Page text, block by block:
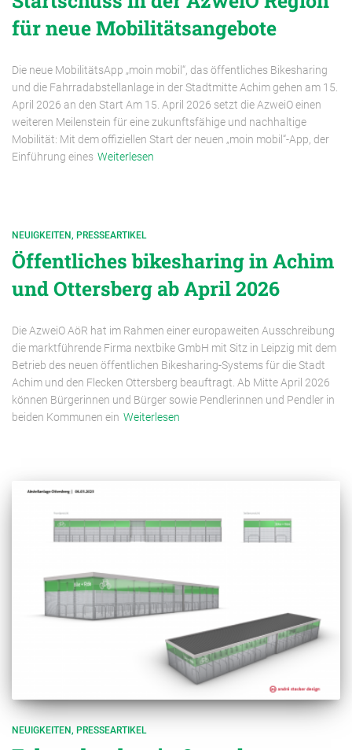
für neue Mobilitätsangebote
Die neue MobilitätsApp „moin mobil“, das öffentliches Bikesharing
und die Fahrradabstellanlage in der Stadtmitte Achim gehen am 15.
April 2026 an den Start Am 15. April 2026 setzt die AzweiO einen
weiteren Meilenstein für eine zukunftsfähige und nachhaltige
Mobilität: Mit dem offiziellen Start der neuen „moin mobil“-App, der
Einführung eines Weiterlesen
NEUIGKEITEN PRESSEARTIKEL
Öffentliches bikesharing in Achim
und Ottersberg ab April 2026
Die AzweiO AöR hat im Rahmen einer europaweiten Ausschreibung
die marktführende Firma nextbike GmbH mit Sitz in Leipzig mit dem
Betrieb des neuen öffentlichen Bikesharing-Systems für die Stadt
Achim und den Flecken Ottersberg beauftragt. Ab Mitte April 2026
können Bürgerinnen und Bürger sowie Pendlerinnen und Pendler in
beiden Kommunen ein Weiterlesen
NEUIGKEITEN PRESSEARTIKEL